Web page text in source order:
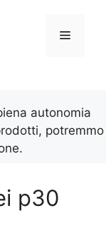
Menu
autonomia
potremmo
p30